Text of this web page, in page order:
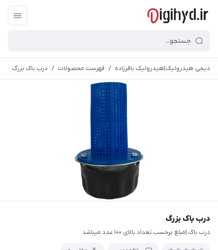
دیجی هیدرولیک|هیدرولیک باقرزاده / فهرست محصولات / درب باک بزرگ
درب باک بزرگ
درب باک |مبلغ برحسب تعداد بالای ۱۰۰ عدد میباشد.